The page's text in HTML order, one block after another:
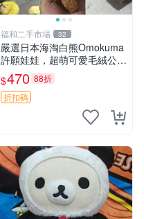
福和二手市場 32
嚴選日本海淘白熊Omokuma
許願娃娃，超萌可愛毛絨公仔
推薦收藏 白熊 Omokuma 毛
絨玩具 偽裝娃娃 玩具擺飾
$470 88折
折扣碼